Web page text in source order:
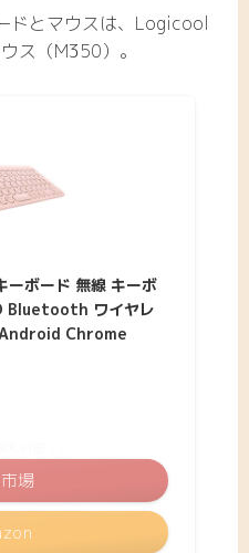
ドとマウスは、Logicool
ス（M350）。
ーボード 無線 キーボ
Bluetooth ワイヤレ
Chrome
場